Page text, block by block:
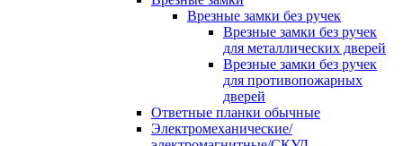
Врезные замки без ручек
Врезные замки без ручек
для металлических дверей
Врезные замки без ручек
для противопожарных
дверей
Ответные планки обычные
Электромеханические/